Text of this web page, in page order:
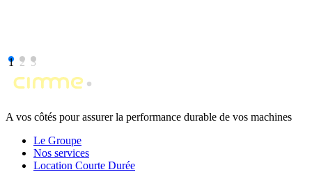
1 2 3
A vos côtés pour assurer la performance durable de vos machines
Le Groupe
Nos services
Location Courte Durée